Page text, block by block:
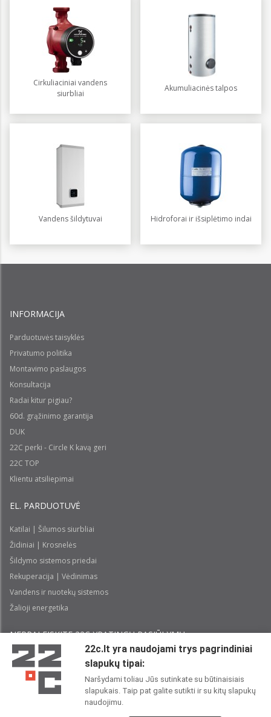
Cirkuliaciniai vandens
siurbliai
Akumuliacinės talpos
Vandens šildytuvai Hidroforai ir išsiplėtimo indai
INFORMACIJA
Parduotuvės taisyklės
Privatumo politika
Montavimo paslaugos
Konsultacija
Radai kitur pigiau?
60d. grąžinimo garantija
DUK
22C perki - Circle K kavą geri
22C TOP
Klientu atsiliepimai
EL. PARDUOTUVĖ
Katilai | Šilumos siurbliai
Židiniai | Krosnelės
Šildymo sistemos priedai
Rekuperacija | Vėdinimas
Vandens ir nuotekų sistemos
Žalioji energetika
NEPRALEISKITE 22С YPATINGŲ PASIŪLYMŲ:
Perskaičiau ir sutinku su 22CPrivatumo politika
22c.lt yra naudojami trys pagrindiniai
slapukų tipai:
Naršydami toliau Jūs sutinkate su būtinaisiais
slapukais. Taip pat galite sutikti ir su kitų slapukų
naudojimu.